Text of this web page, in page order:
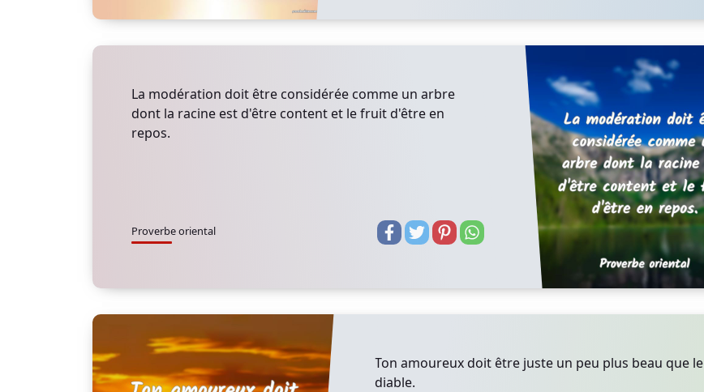
La modération doit être considérée comme un arbre
dont la racine est d'être content et le fruit d'être en
repos.
Proverbe oriental
Ton amoureux doit être juste un peu plus beau que le
diable.